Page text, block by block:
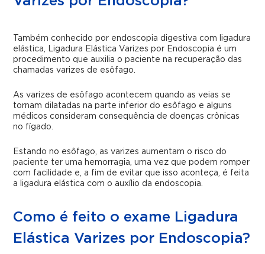
Também conhecido por endoscopia digestiva com ligadura
elástica, Ligadura Elástica Varizes por Endoscopia é um
procedimento que auxilia o paciente na recuperação das
chamadas varizes de esôfago.
As varizes de esôfago acontecem quando as veias se
tornam dilatadas na parte inferior do esôfago e alguns
médicos consideram consequência de doenças crônicas
no fígado.
Estando no esôfago, as varizes aumentam o risco do
paciente ter uma hemorragia, uma vez que podem romper
com facilidade e, a fim de evitar que isso aconteça, é feita
a ligadura elástica com o auxílio da endoscopia.
Como é feito o exame Ligadura
Elástica Varizes por Endoscopia?